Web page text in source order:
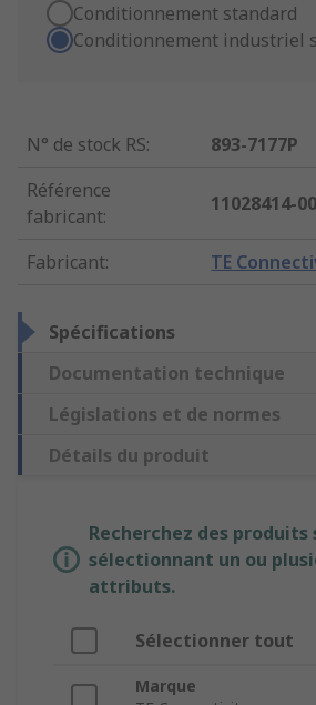
Conditionnement standard
Conditionnement industriel
N° de stock RS:
893-7177P
Référence
fabricant:
11028414-00
Fabricant: TE
Spécifications
Documentation technique
Législations et de normes
Détails du produit
Recherchez des
sélectionnant un ou
attributs.
Sélectionner tout
Marque